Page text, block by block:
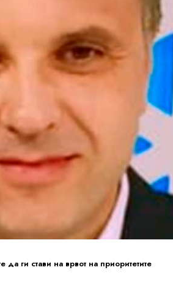
ги стави на врвот на приоритетите